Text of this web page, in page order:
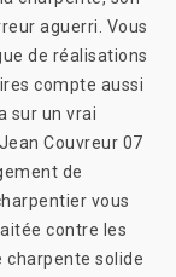
aguerri. Vous
de réalisations
compte aussi
sur un vrai
Couvreur 07
de
vous
contre les
charpente solide